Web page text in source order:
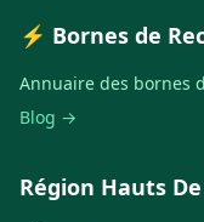
⚡ Bornes de
Annuaire des bornes
Blog →
Région Hauts